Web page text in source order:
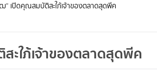
” เปิดคุณสมบัติสะใภ้เจ้าของตลาดสุดพีค
ะใภ้เจ้าของตลาดสุดพีค